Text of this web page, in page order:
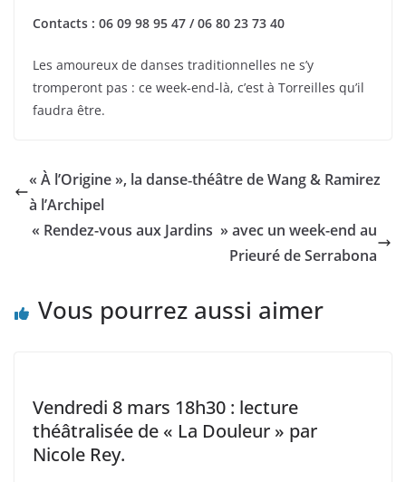
Contacts : 06 09 98 95 47 / 06 80 23 73 40
Les amoureux de danses traditionnelles ne s’y
tromperont pas : ce week‑end‑là, c’est à Torreilles qu’il
faudra être.
« À l’Origine », la danse‑théâtre de Wang & Ramirez
à l’Archipel
« Rendez-vous aux Jardins » avec un week-end au
Prieuré de Serrabona
Vous pourrez aussi aimer
Vendredi 8 mars 18h30 : lecture
théâtralisée de « La Douleur » par
Nicole Rey.